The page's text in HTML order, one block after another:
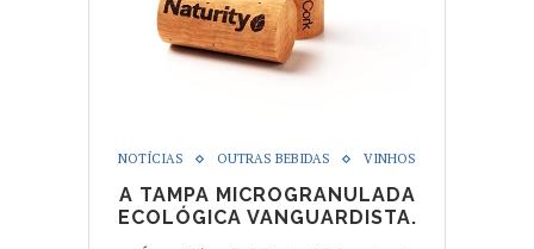
NOTÍCIAS OUTRAS BEBIDAS VINHOS
A TAMPA MICROGRANULADA
ECOLÓGICA VANGUARDISTA.